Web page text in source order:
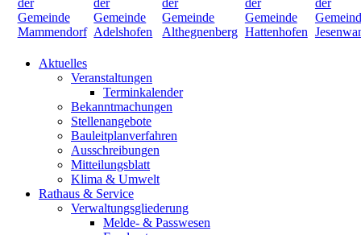
Aktuelles
Veranstaltungen
Terminkalender
Bekanntmachungen
Stellenangebote
Bauleitplanverfahren
Ausschreibungen
Mitteilungsblatt
Klima & Umwelt
Rathaus & Service
Verwaltungsgliederung
Melde- & Passwesen